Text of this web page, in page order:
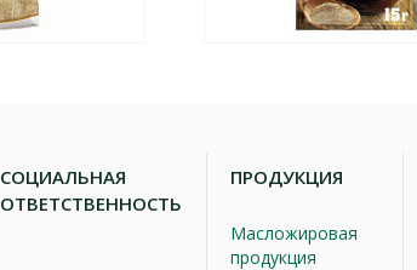
СОЦИАЛЬНАЯ
ОТВЕТСТВЕННОСТЬ
ПРОДУКЦИЯ
Масложировая
продукция